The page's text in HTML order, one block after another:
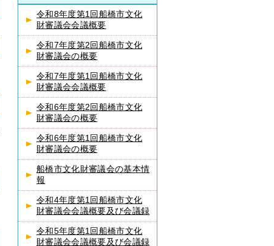
令和8年度第1回船橋市文化
財審議会会議概要
令和7年度第2回船橋市文化
財審議会の概要
令和7年度第1回船橋市文化
財審議会会議概要
令和6年度第2回船橋市文化
財審議会の概要
令和6年度第1回船橋市文化
財審議会の概要
船橋市文化財審議会の基本情
報
令和4年度第1回船橋市文化
財審議会会議概要及び会議録
令和5年度第1回船橋市文化
財審議会会議概要及び会議録